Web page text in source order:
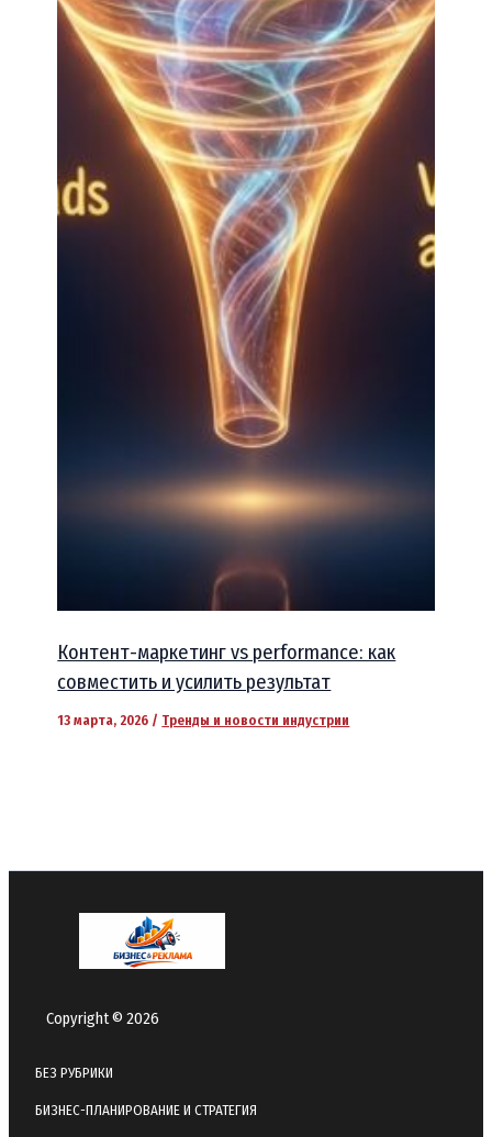
Контент-маркетинг vs performance: как
совместить и усилить результат
13 марта, 2026 / Тренды и новости индустрии
Copyright © 2026
БЕЗ РУБРИКИ
БИЗНЕС-ПЛАНИРОВАНИЕ И СТРАТЕГИЯ